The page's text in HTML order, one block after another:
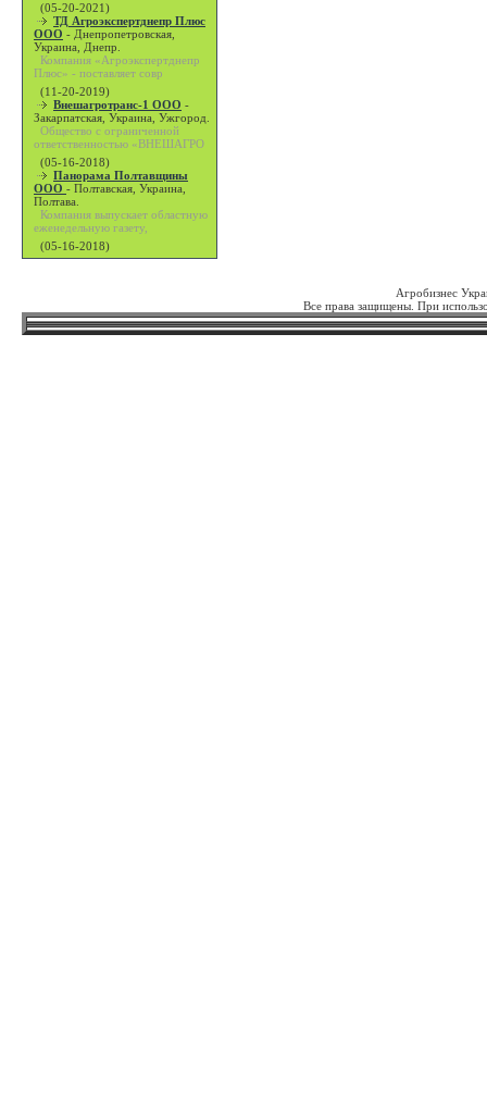
(05-20-2021)
ТД Агроэкспертднепр Плюс
ООО - Днепропетровская,
Украина, Днепр.
Компания «Агроэкспертднепр
Плюс» - поставляет совр
(11-20-2019)
Внешагротранс-1 ООО -
Закарпатская, Украина, Ужгород.
Общество с ограниченной
ответственностью «ВНЕШАГРО
(05-16-2018)
Панорама Полтавщины
ООО - Полтавская, Украина,
Полтава.
Компания выпускает областную
еженедельную газету,
(05-16-2018)
Агробизнес
Все права защищены. При